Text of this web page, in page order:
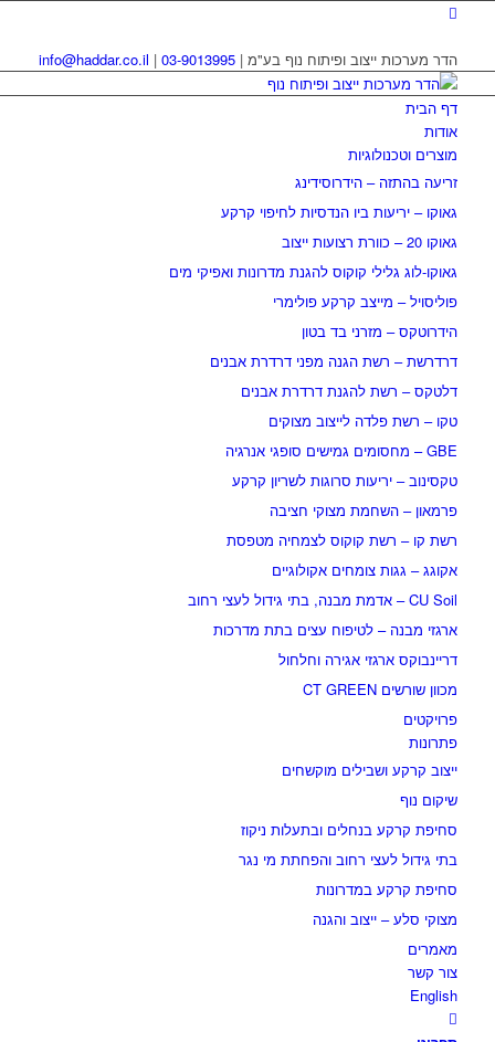
הדר מערכות ייצוב ופיתוח נוף בע"מ | 03-9013995
|
info@haddar.co.il
דף הבית
אודות
מוצרים וטכנולוגיות
זריעה בהתזה – הידרוסידינג
גאוקו – יריעות ביו הנדסיות לחיפוי קרקע
גאוקו 20 – כוורת רצועות ייצוב
גאוקו-לוג גלילי קוקוס להגנת מדרונות ואפיקי מים
פוליסויל – מייצב קרקע פולימרי
הידרוטקס – מזרני בד בטון
דרדרשת – רשת הגנה מפני דרדרת אבנים
דלטקס – רשת להגנת דרדרת אבנים
טקו – רשת פלדה לייצוב מצוקים
GBE – מחסומים גמישים סופגי אנרגיה
טקסינוב – יריעות סרוגות לשריון קרקע
פרמאון – השחמת מצוקי חציבה
רשת קו – רשת קוקוס לצמחיה מטפסת
אקוגג – גגות צומחים אקולוגיים
CU Soil – אדמת מבנה, בתי גידול לעצי רחוב
ארגזי מבנה – לטיפוח עצים בתת מדרכות
דריינבוקס ארגזי אגירה וחלחול
מכוון שורשים CT GREEN
פרויקטים
פתרונות
ייצוב קרקע ושבילים מוקשחים
שיקום נוף
סחיפת קרקע בנחלים ובתעלות ניקוז
בתי גידול לעצי רחוב והפחתת מי נגר
סחיפת קרקע במדרונות
מצוקי סלע – ייצוב והגנה
מאמרים
צור קשר
English